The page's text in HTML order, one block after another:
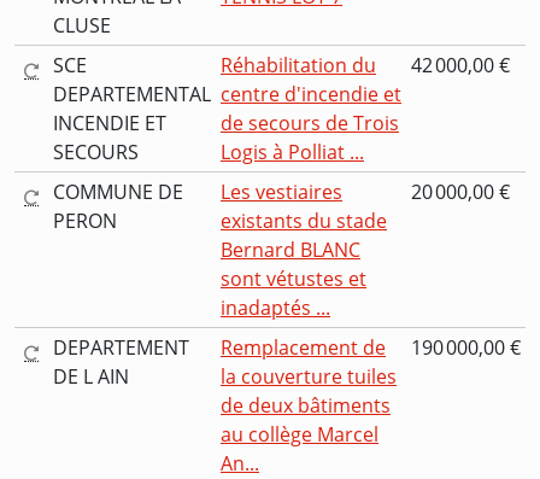
CLUSE
SCE
DEPARTEMENTAL
INCENDIE ET
SECOURS
Réhabilitation du
centre d'incendie et
de secours de Trois
Logis à Polliat ...
42 000,00 €
COMMUNE DE
PERON
Les vestiaires
existants du stade
Bernard BLANC
sont vétustes et
inadaptés ...
20 000,00 €
DEPARTEMENT
DE L AIN
Remplacement de
la couverture tuiles
de deux bâtiments
au collège Marcel
An...
190 000,00 €